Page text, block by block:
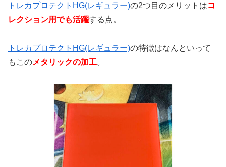
トレカプロテクトHG(レギュラー)の2つ目のメリットはコ
レクション用でも活躍する点。
トレカプロテクトHG(レギュラー)の特徴はなんといって
もこのメタリックの加工。